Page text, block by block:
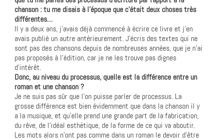
chanson : tu me disais à l’époque que c’était deux choses très
différentes…
Il y a deux ans, j’avais déjà commencé à écrire ce livre et j’en
avais publié un autre antérieurement. J’écris des textes qui ne
sont pas des chansons depuis de nombreuses années, que je n’ai
pas proposés à l’édition, car je ne les trouve pas dignes
d’intérêt.
Donc, au niveau du processus, quelle est la différence entre un
roman et une chanson ?
Je ne suis pas sûr que l’on puisse parler de processus. La
grosse différence est bien évidemment que dans la chanson il y
a la musique, et qu’elle prend une grande part de la fabrication,
du rêve, de l’idéal esthétique, de la forme de ce qui va aboutir.
Les mots alors n’ont pas comme dans un roman le devoir d’être